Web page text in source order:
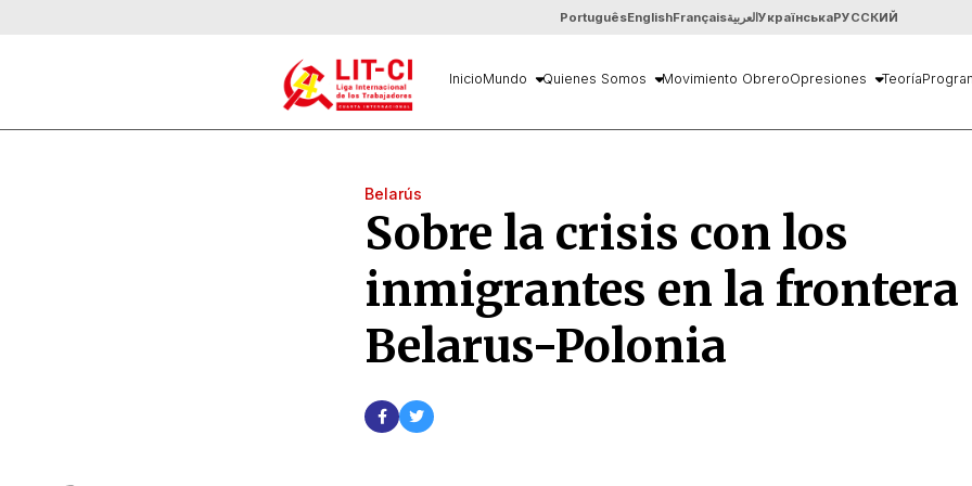
PortuguêsEnglishFrançaisالعربيةУкраїнськаРУССКИЙ
InicioMundo Quienes Somos Movimiento ObreroOpresiones Teoría
Belarús
Sobre la crisis con los
inmigrantes en la frontera
Belarus-Polonia